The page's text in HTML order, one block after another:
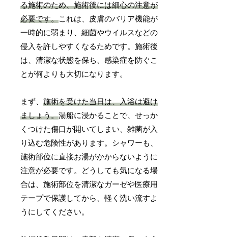
る施術のため、施術後には細心の注意が
必要です。これは、皮膚のバリア機能が
一時的に弱まり、細菌やウイルスなどの
侵入を許しやすくなるためです。施術後
は、清潔な状態を保ち、感染症を防ぐこ
とが何よりも大切になります。
まず、施術を受けた当日は、入浴は避け
ましょう。湯船に浸かることで、せっか
くつけた傷口が開いてしまい、雑菌が入
り込む危険性があります。シャワーも、
施術部位に直接お湯がかからないように
注意が必要です。どうしても気になる場
合は、施術部位を清潔なガーゼや医療用
テープで保護してから、軽く洗い流すよ
うにしてください。